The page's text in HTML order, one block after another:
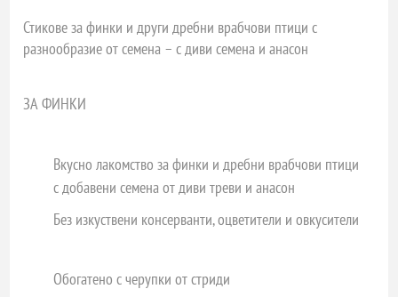
Стикове за финки и други дребни врабчови птици с
разнообразие от семена – с диви семена и анасон
ЗА ФИНКИ
Вкусно лакомство за финки и дребни врабчови птици
сдобавени семена от диви треви и анасон
Без изкуствени консерванти, оцветители и овкусители
Обогатено счерупки от стриди